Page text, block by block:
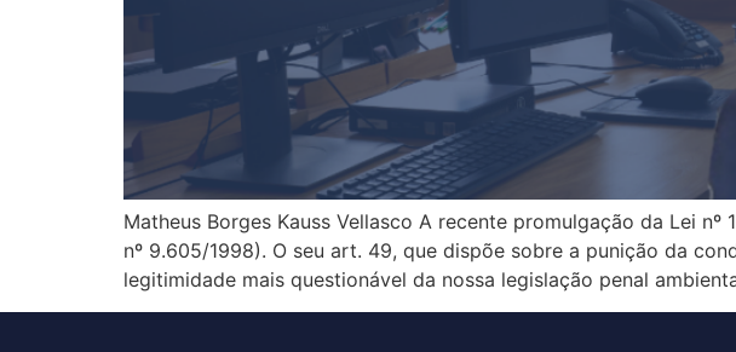
Matheus Borges Kauss Vellasco A recente promulgação da Lei
nº 9.605/1998). O seu art. 49, que dispõe sobre a punição da
legitimidade mais questionável da nossa legislação penal